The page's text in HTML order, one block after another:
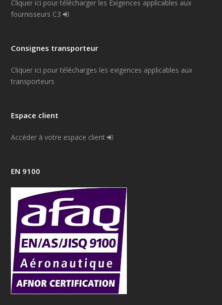
Cliquer ici pour télécharger les Exigences applicables aux
fournisseurs C3
Consignes transporteur
Cliquer ici pour télécharges les exigences applicables aux
transporteurs
Espace client
Accéder à votre espace client
EN 9100